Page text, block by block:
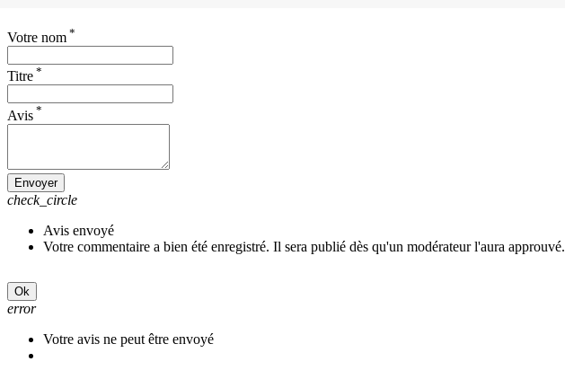
Votre nom *
Titre *
Avis *
Envoyer
check_circle
Avis envoyé
Votre commentaire a bien été enregistré. Il sera publié dès qu'un modérateur l'aura approuvé.
Ok
error
Votre avis ne peut être envoyé